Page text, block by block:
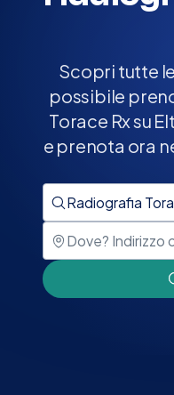
Scopri tutte
possibile
Torace Rx su
e prenota ora